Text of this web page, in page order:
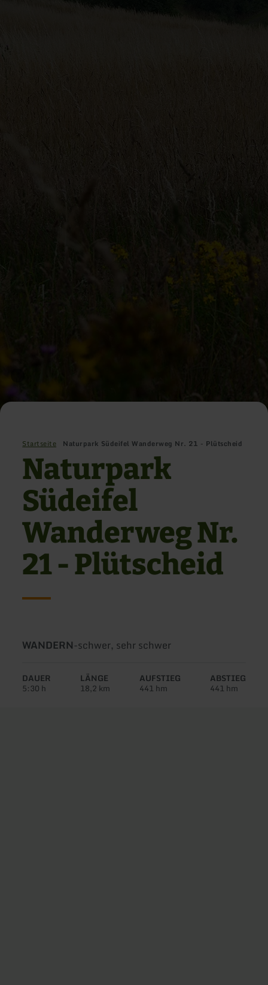
Startseite Naturpark Südeifel Wanderweg Nr. 21 - Plütscheid
Naturpark
Südeifel
Wanderweg Nr.
21 - Plütscheid
Art
Tour:
WANDERN-Schwierigkeit:
schwer, sehr schwer
DAUER
5:30 h
LÄNGE
18,2 km
AUFSTIEG
441 hm
ABSTIEG
441 hm